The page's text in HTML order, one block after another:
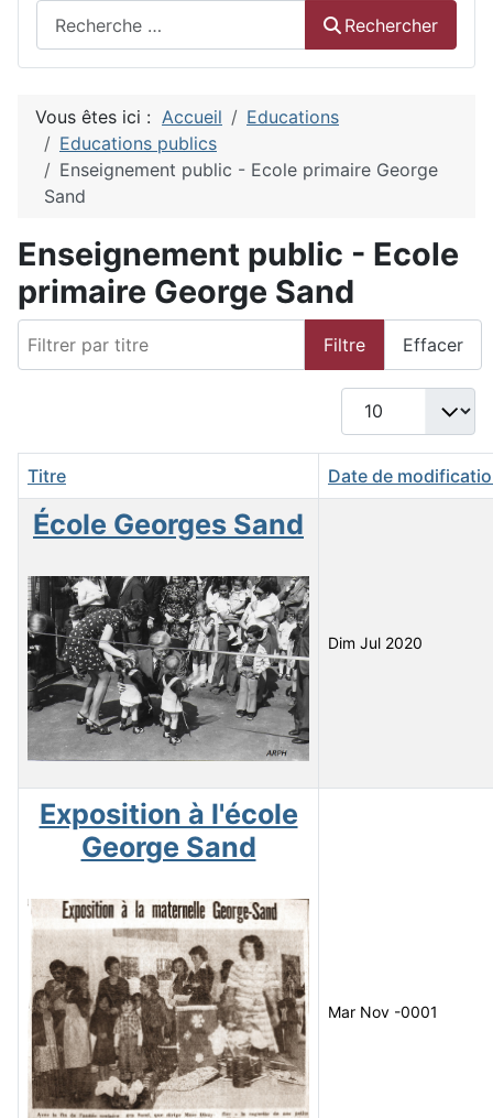
Rechercher
Vous êtes ici : Accueil
Educations
Educations publics
Enseignement public - Ecole primaire George
Sand
Enseignement public - Ecole
primaire George Sand
Filtre Effacer
Afficher #
Titre Date de
École Georges Sand
Dim Jul 2020
Exposition à l'école
George Sand
Mar Nov -0001